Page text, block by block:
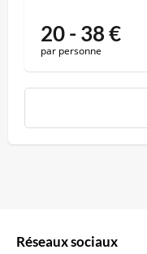
20 - 38€
par personne
Réseaux sociaux